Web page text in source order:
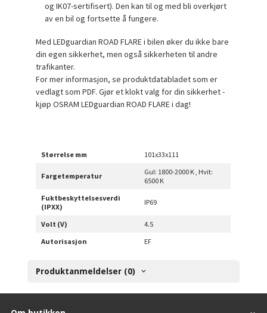
og IK07-sertifisert). Den kan til og med bli overkjørt
av en bil og fortsette å fungere.
Med LEDguardian ROAD FLARE i bilen øker du ikke bare
din egen sikkerhet, men også sikkerheten til andre
trafikanter.
For mer informasjon, se produktdatabladet som er
vedlagt som PDF. Gjør et klokt valg for din sikkerhet -
kjøp OSRAM LEDguardian ROAD FLARE i dag!
Størrelse mm 101x33x111
Fargetemperatur
Gul: 1800-2000 K , Hvit:
6500 K
Fuktbeskyttelsesverdi
(IPXX)
IP69
Volt (V)
4.5
Autorisasjon
EF
Produktanmeldelser (0)